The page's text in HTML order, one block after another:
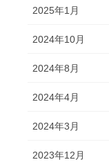
2025年1月
2024年10月
2024年8月
2024年4月
2024年3月
2023年12月